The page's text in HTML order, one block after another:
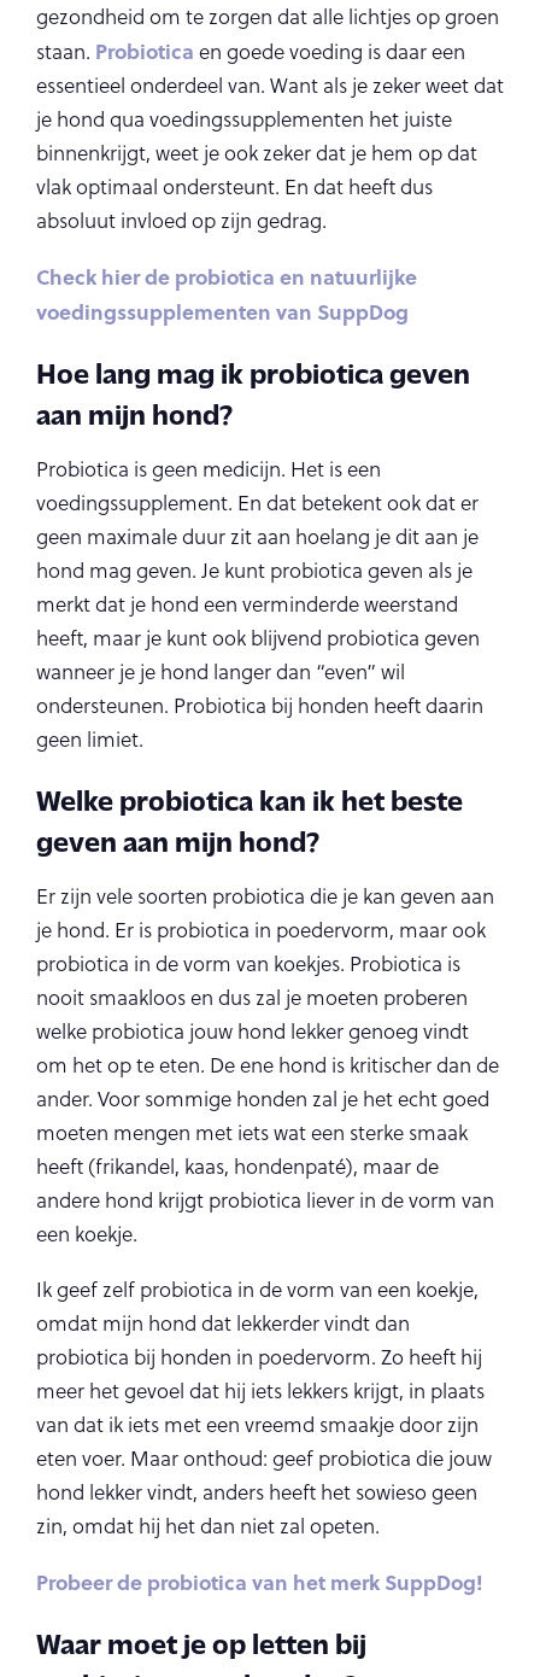
gezondheid om te zorgen dat alle lichtjes op groen
staan. Probiotica en goede voeding is daar een
essentieel onderdeel van. Want als je zeker weet dat
je hond qua voedingssupplementen het juiste
binnenkrijgt, weet je ook zeker dat je hem op dat
vlak optimaal ondersteunt. En dat heeft dus
absoluut invloed op zijn gedrag.
Check hier de probiotica en natuurlijke
voedingssupplementen van SuppDog
Hoe lang mag ik probiotica geven
aan mijn hond?
Probiotica is geen medicijn. Het is een
voedingssupplement. En dat betekent ook dat er
geen maximale duur zit aan hoelang je dit aan je
hond mag geven. Je kunt probiotica geven als je
merkt dat je hond een verminderde weerstand
heeft, maar je kunt ook blijvend probiotica geven
wanneer je je hond langer dan “even” wil
ondersteunen. Probiotica bij honden heeft daarin
geen limiet.
Welke probiotica kan ik het beste
geven aan mijn hond?
Er zijn vele soorten probiotica die je kan geven aan
je hond. Er is probiotica in poedervorm, maar ook
probiotica in de vorm van koekjes. Probiotica is
nooit smaakloos en dus zal je moeten proberen
welke probiotica jouw hond lekker genoeg vindt
om het op te eten. De ene hond is kritischer dan de
ander. Voor sommige honden zal je het echt goed
moeten mengen met iets wat een sterke smaak
heeft (frikandel, kaas, hondenpaté), maar de
andere hond krijgt probiotica liever in de vorm van
een koekje.
Ik geef zelf probiotica in de vorm van een koekje,
omdat mijn hond dat lekkerder vindt dan
probiotica bij honden in poedervorm. Zo heeft hij
meer het gevoel dat hij iets lekkers krijgt, in plaats
van dat ik iets met een vreemd smaakje door zijn
eten voer. Maar onthoud: geef probiotica die jouw
hond lekker vindt, anders heeft het sowieso geen
zin, omdat hij het dan niet zal opeten.
Probeer de probiotica van het merk SuppDog!
Waar moet je op letten bij